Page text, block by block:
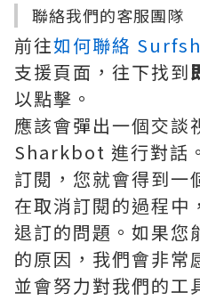
聯絡我們的客服團隊
前往如何聯絡
支援頁面，往下找到
以點擊。
應該會彈出一個交談
Sharkbot 進行對話
訂閱，您就會得到一
在取消訂閱的過程中
退訂的問題。如果您
的原因，我們會非常
並會努力對我們的工